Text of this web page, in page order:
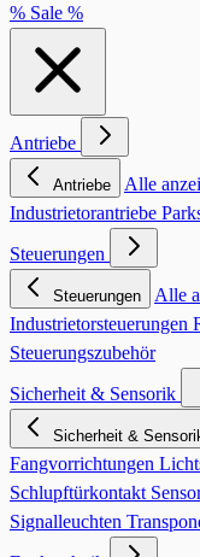
% Sale %
Antriebe
Antriebe Alle
Industrietorantriebe
Steuerungen
Steuerungen Alle
Industrietorsteuerungen
Steuerungszubehör
Sicherheit & Sensorik
Sicherheit &
Fangvorrichtungen
Schlupftürkontakt
Signalleuchten